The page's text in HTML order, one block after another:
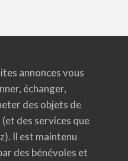
annonces vous
échanger,
des objets de
des services que
Il est maintenu
des bénévoles et